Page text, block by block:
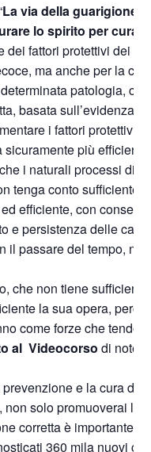
La via della guarigione
lo spirito per
dei fattori protettivi dei
ma anche per la
patologia,
basata sull’evidenza
i fattori protettivi.
sicuramente più
i naturali processi di
tenga conto
efficiente, con
e persistenza delle
il passare del tempo,
che non tiene
la sua opera,
come forze che
al Videocorso di
prevenzione e la cura
solo promuoverai la
corretta è importante
360 mila nuovi